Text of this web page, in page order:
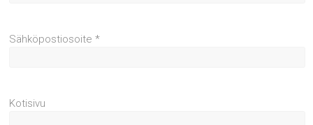
Sähköpostiosoite*
Kotisivu